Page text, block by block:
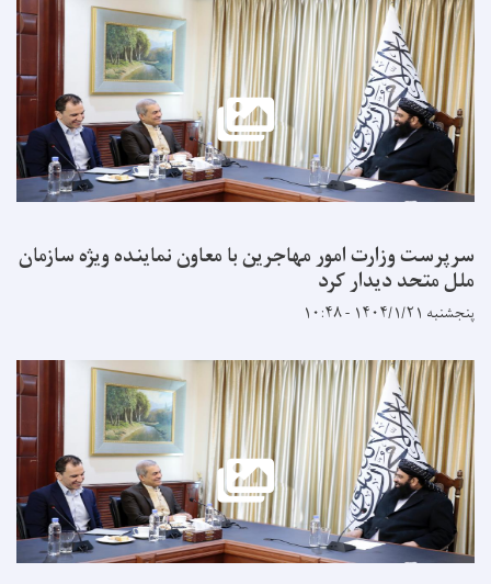
وزارت امور مهاجرین با معاون نماینده ویژه سازمان
دیدار کرد